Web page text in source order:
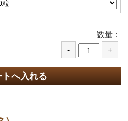
数量：